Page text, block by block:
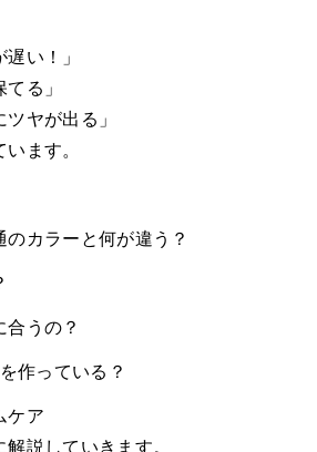
遅い！」
る」
ツヤが出る」
ます。
カラーと何が違う？
合うの？
作っている？
ケア
説していきます。